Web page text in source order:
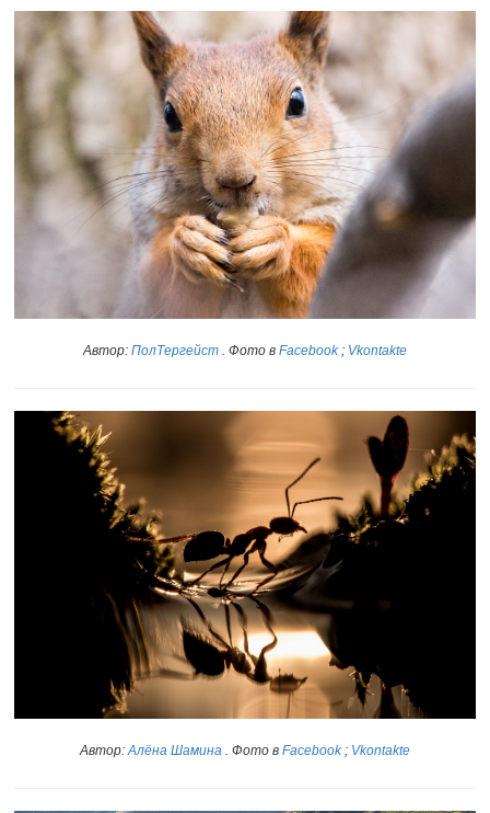
Автор: ПолТергейст . Фото в Facebook; Vkontakte
Автор:Алёна Шамина . Фото в Facebook; Vkontakte